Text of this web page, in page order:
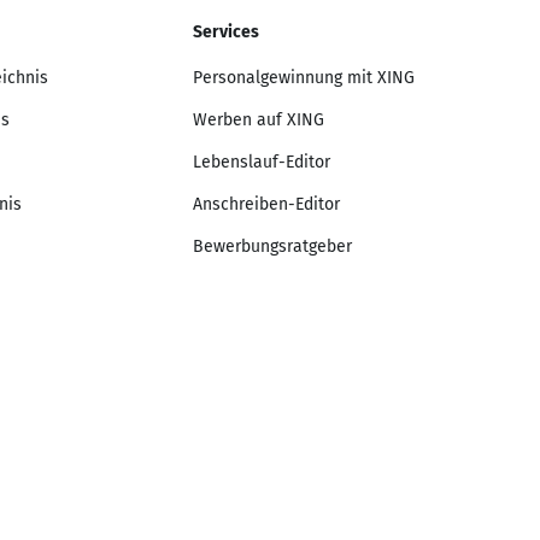
Services
Personalgewinnung mit XING
Werben auf XING
Lebenslauf-Editor
Anschreiben-Editor
Bewerbungsratgeber